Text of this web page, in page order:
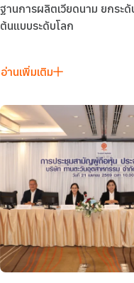
ฐานการผลิตเวียดนาม ยกระ
ต้นแบบระดับโลก
อ่านเพิ่มเติม